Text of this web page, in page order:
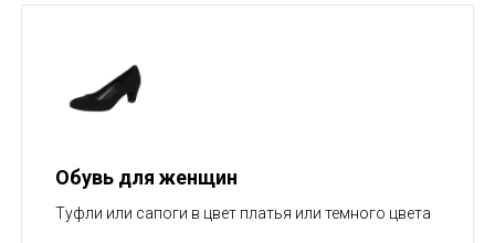
Обувь для женщин
Туфли или сапоги в цвет платья или темного цвета